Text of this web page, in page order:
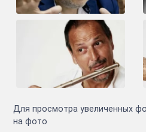
Для просмотра увеличенных
на фото